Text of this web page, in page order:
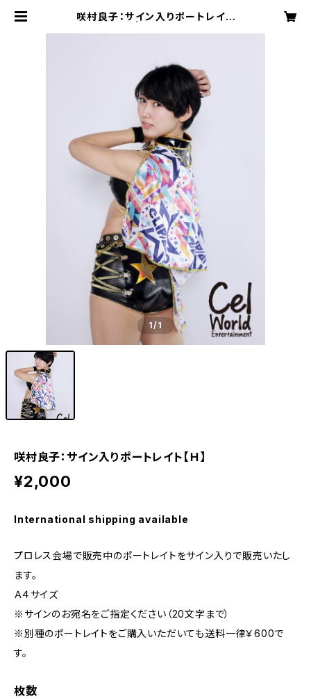
咲村良子：サイン入りポートレイト
1/1
咲村良子：サイン入りポートレイト【Ｈ】
¥2,000
International shipping available
プロレス会場で販売中のポートレイトをサイン入りで販売いたし
ます。
Ａ４サイズ
※サインのお宛名をご指定ください（20文字まで）
※別種のポートレイトをご購入いただいても送料一律￥600で
す。
枚数